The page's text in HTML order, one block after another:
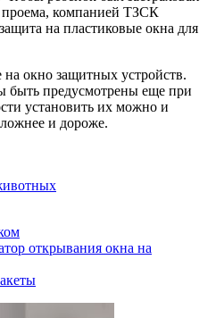
проема, компанией ТЗСК
на пластиковые окна для
на окно защитных устройств.
быть предусмотрены еще при
установить их можно и
и дороже.
открывания окна на